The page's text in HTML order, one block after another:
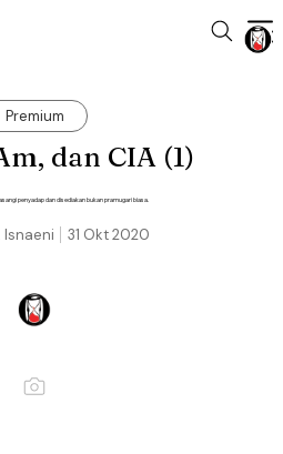
Premium
dan CIA (1)
penyadap dan disediakan bukan pramugari biasa.
31 Okt 2020
Isnaeni